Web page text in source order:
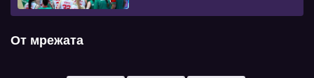
От мрежата